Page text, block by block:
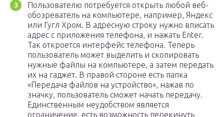
Пользователю потребуется открыть любой веб-
обозреватель на компьютере, например, Яндекс
или Гугл Хром. В адресную строку нужно вписать
адрес с приложения телефона, и нажать Enter.
Так откроется интерфейс телефона. Теперь
пользователь может выделить и скопировать
нужные файлы на компьютере, а затем передать
их на гаджет. В правой стороне есть папка
«Передача файлов на устройство», нажав по
значку, пользователь сможет начать передачу.
Единственным неудобством является
ограничение, есть возможность перекинуть